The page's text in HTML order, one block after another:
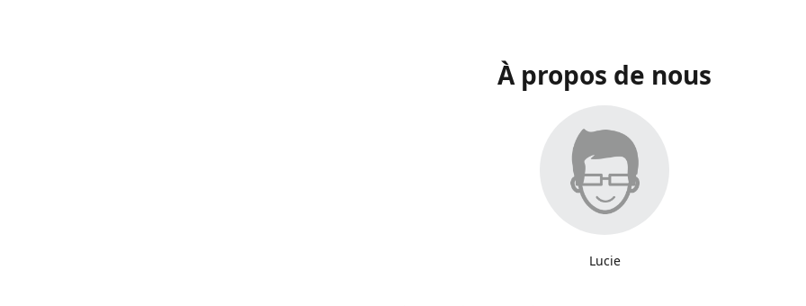
À propos de nous
Lucie